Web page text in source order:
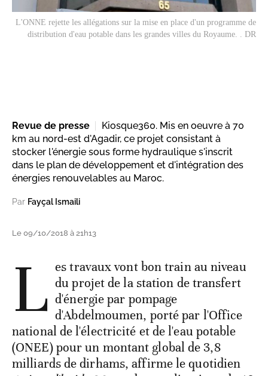
L'ONNE rejette les allégations sur la mise en place d'un programme de
distribution d'eau potable dans les grandes villes du Royaume. . DR
Revue de presse
Kiosque360. Mis en oeuvre à 70
km au nord-est d'Agadir, ce projet consistant à
stocker l'énergie sous forme hydraulique s'inscrit
dans le plan de développement et d'intégration des
énergies renouvelables au Maroc.
Par Fayçal Ismaili
Le 09/10/2018 à 21h13
L es travaux vont bon train au niveau
du projet de la station de transfert
d'énergie par pompage
d'Abdelmoumen, porté par l'Office
national de l'électricité et de l'eau potable
(ONEE) pour un montant global de 3,8
milliards de dirhams, affirme le quotidien